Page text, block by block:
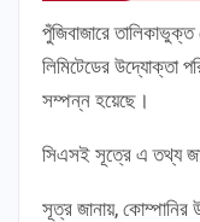
পুঁজিবাজারে
লিমিটেডের উদ্যোক্তা
সম্পন্ন হয়েছে।
সিএসই সূত্রে এ তথ্য
সূত্র জানায়,